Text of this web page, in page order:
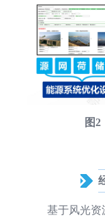
图
基于风光资